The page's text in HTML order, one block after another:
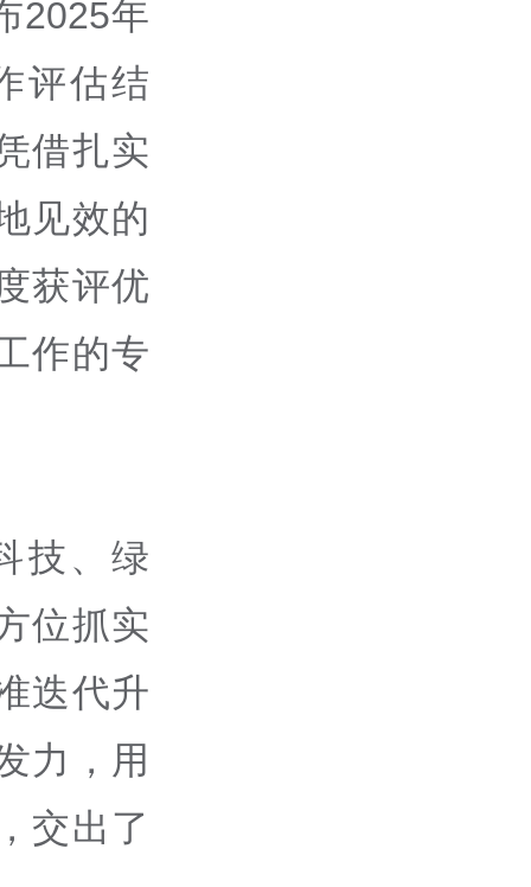
2025年
评估结
借扎实
见效的
获评优
作的专
技、绿
位抓实
迭代升
力，用
交出了